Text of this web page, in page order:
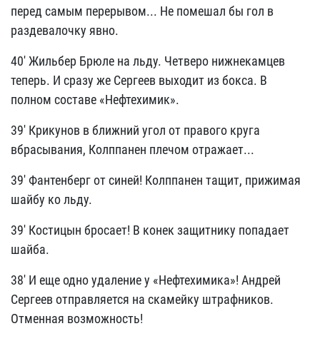
перед самым перерывом... Не помешал бы гол в
раздевалочку явно.
40' Жильбер Брюле на льду. Четверо нижнекамцев
теперь. И сразу же Сергеев выходит из бокса. В
полном составе «Нефтехимик».
39' Крикунов в ближний угол от правого круга
вбрасывания, Колппанен плечом отражает...
39' Фантенберг от синей! Колппанен тащит, прижимая
шайбу ко льду.
39' Костицын бросает! В конек защитнику попадает
шайба.
38' И еще одно удаление у «Нефтехимика»! Андрей
Сергеев отправляется на скамейку штрафников.
Отменная возможность!